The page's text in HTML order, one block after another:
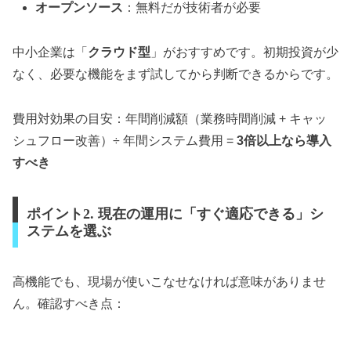
オープンソース ：無料だが技術者が必要
中小企業は「 クラウド型 」がおすすめです。初期投資が少
なく、必要な機能をまず試してから判断できるからです。
費用対効果の目安：年間削減額（業務時間削減 + キャッ
シュフロー改善）÷ 年間システム費用 = 3倍以上なら導入
すべき
ポイント2. 現在の運用に「すぐ適応できる」シ
ステムを選ぶ
高機能でも、現場が使いこなせなければ意味がありませ
ん。確認すべき点：